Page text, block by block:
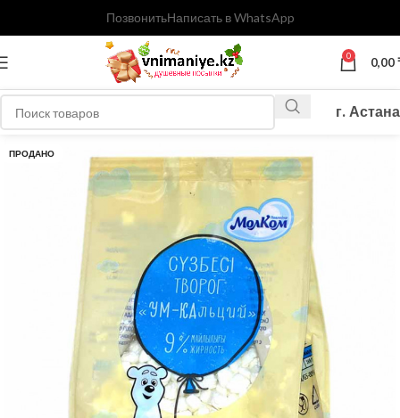
ПозвонитьНаписать в WhatsApp
0 0,00
г. Астана
ПРОДАНО